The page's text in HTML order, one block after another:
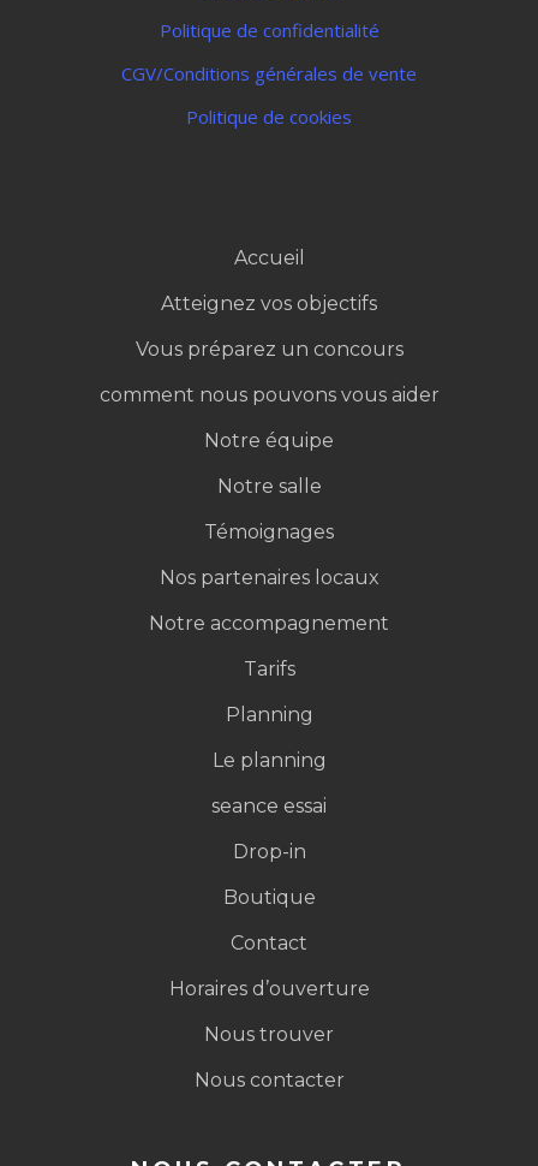
Politique de confidentialité
CGV/Conditions générales de vente
Politique de cookies
Accueil
Atteignez vos objectifs
Vous préparez un concours
comment nous pouvons vous aider
Notre équipe
Notre salle
Témoignages
Nos partenaires locaux
Notre accompagnement
Tarifs
Planning
Le planning
seance essai
Drop-in
Boutique
Contact
Horaires d’ouverture
Nous trouver
Nous contacter
Assistant disponible 24h/24